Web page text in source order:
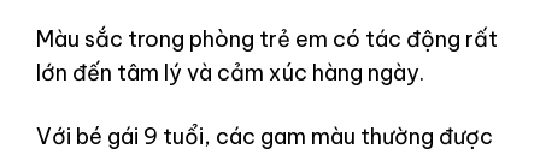
Màu sắc trong phòng trẻ em có tác động rất
lớn đến tâm lý và cảm xúc hàng ngày.
Với bé gái 9 tuổi, các gam màu thường được